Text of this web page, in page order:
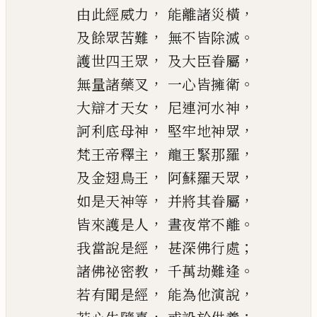
由此經威力 ， 能離諸災橫 ，
及餘眾苦難 ， 無不皆除滅 。
護世四王眾 ， 及大臣眷屬 ，
無量諸藥叉 ， 一心皆擁衛 。
大辯才天女 ， 尼連河水神 ，
訶利底母神 ， 堅牢地神眾 ，
梵王帝釋主 ， 龍王緊那羅 ，
及金翅鳥王 ， 阿蘇羅天眾 ，
如是天神等 ， 并將其眷屬 ，
皆來護是人 ， 晝夜常不離 。
我當說是經 ， 甚深佛行處 ；
諸佛祕密教 ， 千萬劫難逢 。
若有聞是經 ， 能為他演說 ，